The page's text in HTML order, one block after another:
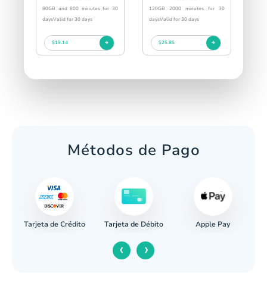
80GB and 800 minutes for 30
daysValid for 30 days
$19.14
120GB 2000 minutes for 30
daysValid for 30 days
$25.85
Métodos de Pago
Tarjeta de Crédito Tarjeta de Débito Apple Pay
‹ ›